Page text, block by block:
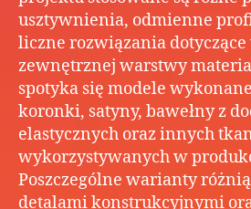
usztywnienia, odmienne
liczne rozwiązania
zewnętrznej warstwy
spotyka się modele
koronki, satyny, bawełny z
elastycznych oraz innych
wykorzystywanych w
Poszczególne warianty
detalami konstrukcyjnymi